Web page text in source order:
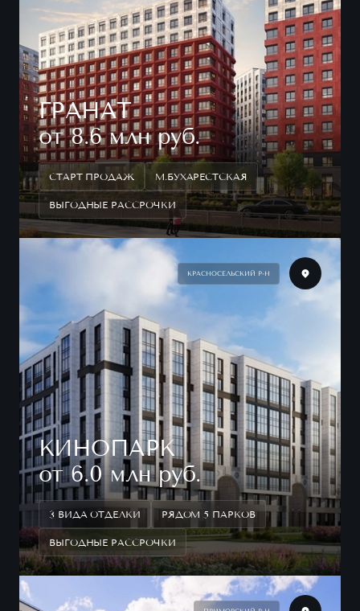
ГРАНАТ
от 8.6 млн руб.
СТАРТ ПРОДАЖ М.БУХАРЕСТСКАЯ
ВЫГОДНЫЕ РАССРОЧКИ
КРАСНОСЕЛЬСКИЙ Р-Н
КИНОПАРК
от 6.0 млн руб.
3 ВИДА ОТДЕЛКИ РЯДОМ 5 ПАРКОВ
ВЫГОДНЫЕ РАССРОЧКИ